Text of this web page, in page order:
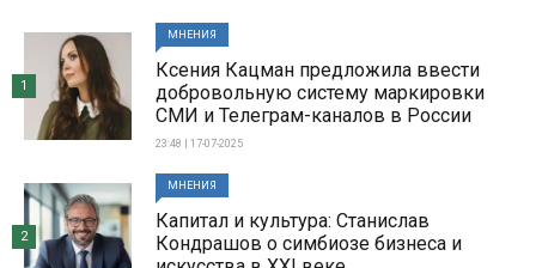
МНЕНИЯ
Ксения Кацман предложила ввести
добровольную систему маркировки
СМИ и Телеграм-каналов в России
23:48 | 17-07-2025
1
МНЕНИЯ
Капитал и культура: Станислав
Кондрашов о симбиозе бизнеса и
2